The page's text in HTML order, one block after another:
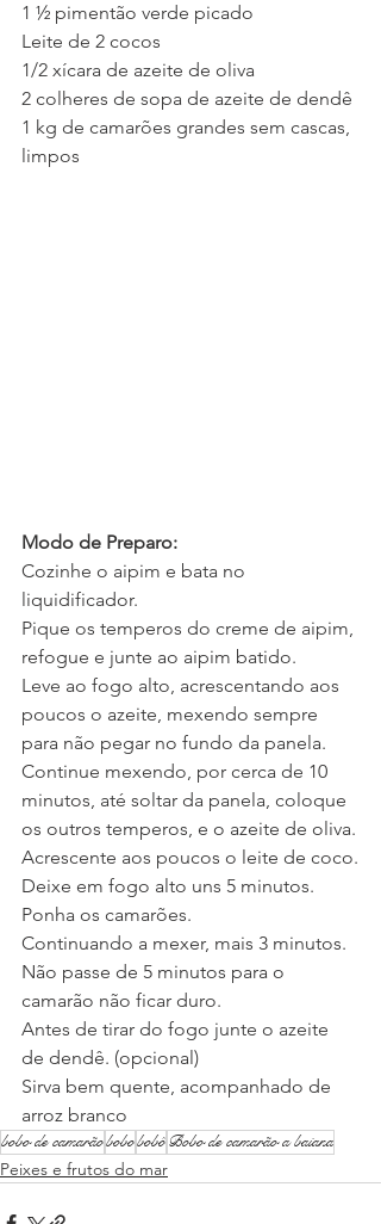
1 ½ pimentão verde picado
Leite de 2 cocos
1/2 xícara de azeite de oliva
2 colheres de sopa de azeite de dendê
1 kg de camarões grandes sem cascas,
limpos
Modo de Preparo:
Cozinhe o aipim e bata no
liquidificador.
Pique os temperos do creme de aipim,
refogue e junte ao aipim batido.
Leve ao fogo alto, acrescentando aos
poucos o azeite, mexendo sempre
para não pegar no fundo da panela.
Continue mexendo, por cerca de 10
minutos, até soltar da panela, coloque
os outros temperos, e o azeite de oliva.
Acrescente aos poucos o leite de coco.
Deixe em fogo alto uns 5 minutos.
Ponha os camarões.
Continuando a mexer, mais 3 minutos.
Não passe de 5 minutos para o
camarão não ficar duro.
Antes de tirar do fogo junte o azeite
de dendê. (opcional)
Sirva bem quente, acompanhado de
arroz branco
bobo de camarãobobobobôBobo de camarão a baiana
Peixes e frutos do mar